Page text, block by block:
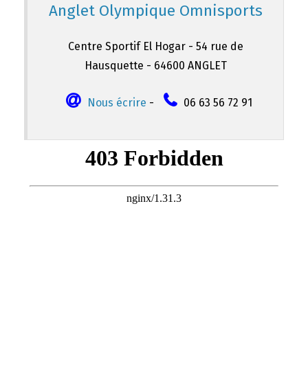
Anglet Olympique Omnisports
Centre Sportif El Hogar - 54 rue de
Hausquette - 64600 ANGLET
Nous écrire - 06 63 56 72 91